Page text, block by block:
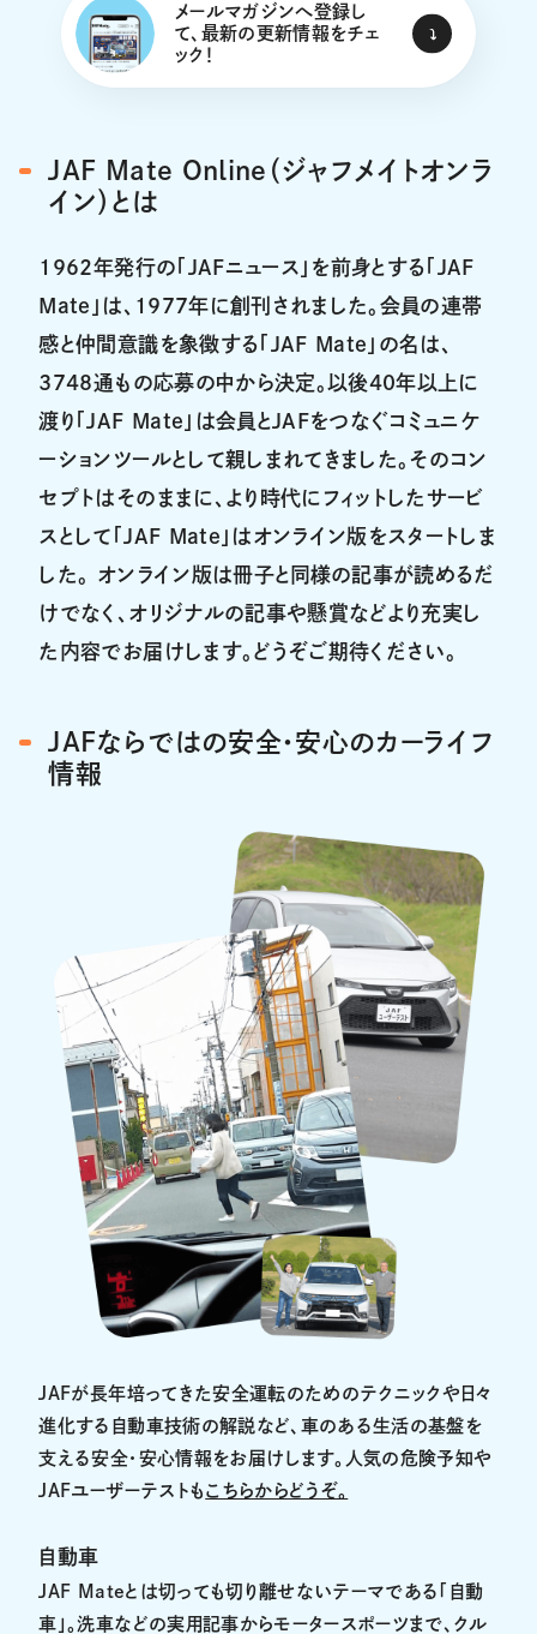
メールマガジンへ登録し
て、最新の更新情報をチェ
ック！
JAF Mate Online（ジャフメイトオンラ
イン）とは
1962年発行の「JAFニュース」を前身とする「JAF
Mate」は、1977年に創刊されました。会員の連帯
感と仲間意識を象徴する「JAF Mate」の名は、
3748通もの応募の中から決定。以後40年以上に
渡り「JAF Mate」は会員とJAFをつなぐコミュニケ
ーションツールとして親しまれてきました。そのコン
セプトはそのままに、より時代にフィットしたサービ
スとして「JAF Mate」はオンライン版をスタートしま
した。 オンライン版は冊子と同様の記事が読めるだ
けでなく、オリジナルの記事や懸賞などより充実し
た内容でお届けします。どうぞご期待ください。
JAFならではの安全・安心のカーライフ
情報
JAFが長年培ってきた安全運転のためのテクニックや日々
進化する自動車技術の解説など、車のある生活の基盤を
支える安全・安心情報をお届けします。人気の危険予知や
JAFユーザーテストも こちらからどうぞ。
自動車
JAF Mateとは切っても切り離せないテーマである「自動
車」。洗車などの実用記事からモータースポーツまで、クル